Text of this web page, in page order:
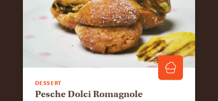
DESSERT
Pesche Dolci Romagnole